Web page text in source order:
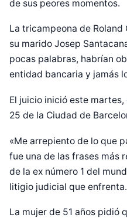
de sus peores momentos.
La tricampeona de Roland
su marido Josep
pocas palabras, habrían
entidad bancaria y jamás
El juicio inició este
25 de la Ciudad de
«Me arrepiento de lo que
fue una de las frases más
de la ex número 1 del
litigio judicial que enfrenta.
La mujer de 51 años pidió